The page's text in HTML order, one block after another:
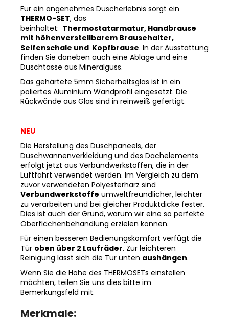
Für ein angenehmes Duscherlebnis sorgt ein
THERMO-SET, das
beinhaltet: Thermostatarmatur, Handbrause
mit höhenverstellbarem Brausehalter,
Seifenschale und Kopfbrause. In der Ausstattung
finden Sie daneben auch eine Ablage und eine
Duschtasse aus Mineralguss.
Das gehärtete 5mm Sicherheitsglas ist in ein
poliertes Aluminium Wandprofil eingesetzt. Die
Rückwände aus Glas sind in reinweiß gefertigt.
NEU
Die Herstellung des Duschpaneels, der
Duschwannenverkleidung und des Dachelements
erfolgt jetzt aus Verbundwerkstoffen, die in der
Luftfahrt verwendet werden. Im Vergleich zu dem
zuvor verwendeten Polyesterharz sind
Verbundwerkstoffe umweltfreundlicher, leichter
zu verarbeiten und bei gleicher Produktdicke fester.
Dies ist auch der Grund, warum wir eine so perfekte
Oberflächenbehandlung erzielen können.
Für einen besseren Bedienungskomfort verfügt die
Tür oben über 2 Laufräder. Zur leichteren
Reinigung lässt sich die Tür unten aushängen.
Wenn Sie die Höhe des THERMOSETs einstellen
möchten, teilen Sie uns dies bitte im
Bemerkungsfeld mit.
Merkmale: